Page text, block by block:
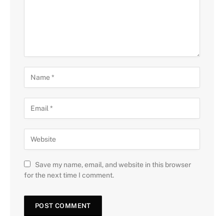
Save my name, email, and website in this browser
for the next time I comment.